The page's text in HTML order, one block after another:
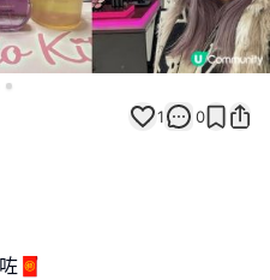
1 0
🧧